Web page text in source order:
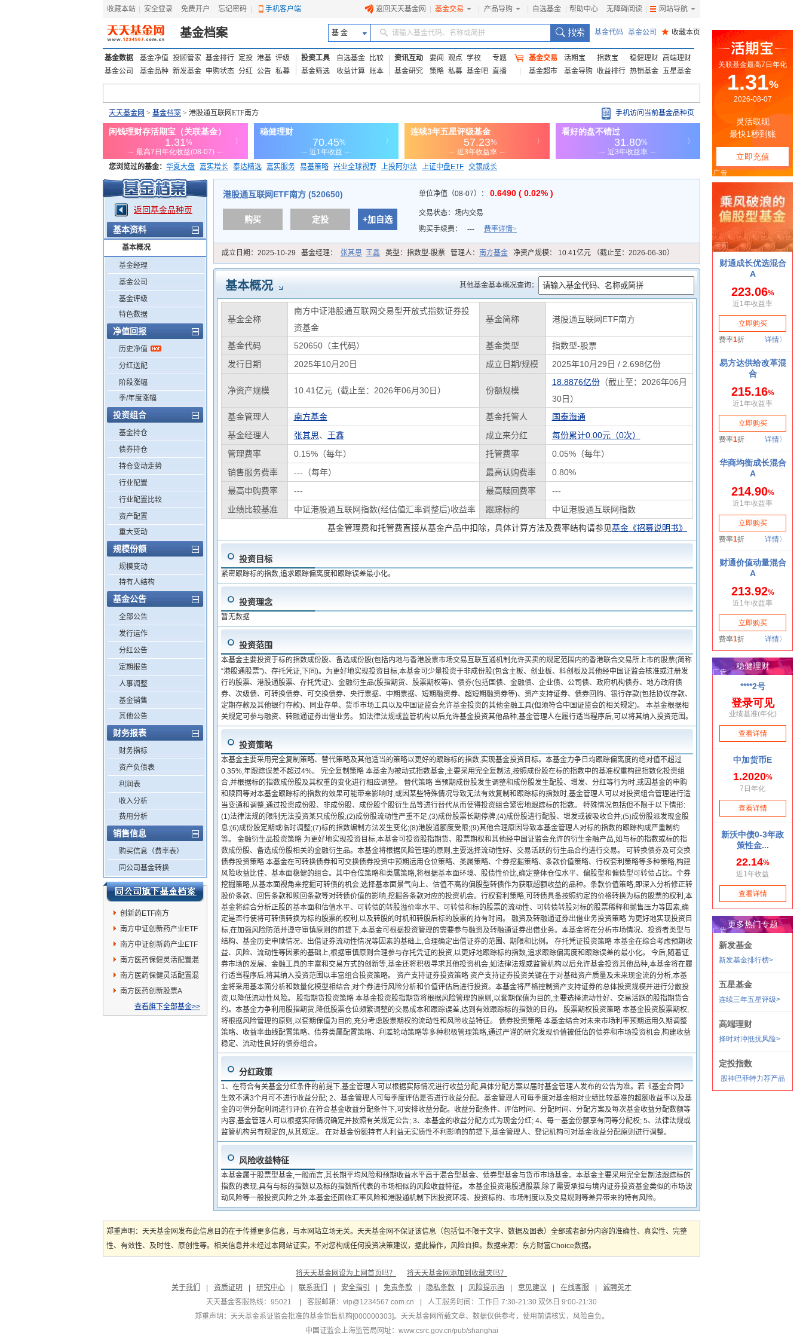
收藏本站 安全登录 免费开户 忘记密码 手机客户端 返回天天基金网 基金交易 产品导购 自选基金 帮助中心 无障碍阅读 网站导航
基金档案 基 金 请输入基金代码、名称或简拼 基金代码 基金公司 ★ 收藏本页
基金数据 基金净值 投顾管家 基金排行 定投 港基 评级
基金公司
基金品种 新发基金 申购状态 分红 公告 私募
投资工具 自选基金
比较
基金筛选
收益计算 账本
资讯互动 要闻 观点 学校
专题
基金研究
策略 私募 基金吧 直播
基金交易 活期宝 指数宝 稳健理财 高端理财
基金超市
基金导购 收益排行 热销基金 五星基金
天天基金网 > 基金档案 > 港股通互联网ETF南方 手机访问当前基金品种页
您浏览过的基金： 华夏大盘 嘉实增长 泰达精选 嘉实服务 易基策略 兴业全球视野 上投阿尔法 上证中盘ETF 交银成长
添富优势 华安宏利 上证180价值ETF
返回基金品种页
基本资料
基本概况
基金经理
基金公司
基金评级
特色数据
净值回报
历史净值
分红送配
阶段涨幅
季/年度涨幅
投资组合
基金持仓
债券持仓
持仓变动走势
行业配置
行业配置比较
资产配置
重大变动
规模份额
规模变动
持有人结构
基金公告
全部公告
发行运作
分红公告
定期报告
人事调整
基金销售
其他公告
财务报表
财务指标
资产负债表
利润表
收入分析
费用分析
销售信息
购买信息（费率表）
同公司基金转换
创新药ETF南方
南方中证创新药产业ETF
发起联接C
南方中证创新药产业ETF
发起联接A
南方医药保健灵活配置混
合A
南方医药保健灵活配置混
合C
南方医药创新股票A
查看旗下全部基金>>
港股通互联网ETF南方 (520650)
购买 定投 +加自选
单位净值（08-07）： 0.6490 ( 0.02% )
交易状态： 场内交易
购买手续费：
--- 费率详情>
成立日期： 2025-10-29 基金经理： 张其思 王鑫 类型： 指数型-股票 管理人： 南方基金 净资产规模： 10.41亿元 （截止至：2026-06-30）
基本概况 其他基金基本概况查询：
基金全称
南方中证港股通互联网交易型开放式指数证券投
资基金
基金简称 港股通互联网ETF南方
基金代码 520650（主代码） 基金类型
指数型-股票
发行日期
2025年10月20日 成立日期/规模 2025年10月29日 / 2.698亿份
净资产规模 10.41亿元（截止至：2026年06月30日） 份额规模
18.8876亿份（截止至：2026年06月
30日）
基金管理人
南方基金 基金托管人
国泰海通
基金经理人
张其思、 王鑫 成立来分红
每份累计0.00元（0次）
管理费率
0.15%（每年） 托管费率
0.05%（每年）
销售服务费率
---（每年） 最高认购费率
0.80%
最高申购费率
--- 最高赎回费率
---
业绩比较基准
中证港股通互联网指数(经估值汇率调整后)收益率 跟踪标的
中证港股通互联网指数
基金管理费和托管费直接从基金产品中扣除，具体计算方法及费率结构请参见基金《招募说明书》
投资目标
紧密跟踪标的指数,追求跟踪偏离度和跟踪误差最小化。
投资理念
暂无数据
投资范围
本基金主要投资于标的指数成份股、备选成份股(包括内地与香港股票市场交易互联互通机制允许买卖的规定范围内的香港联合交易所上市的股票(简称
“港股通股票”)、存托凭证,下同)。为更好地实现投资目标,本基金可少量投资于非成份股(包含主板、创业板、科创板及其他经中国证监会核准或注册发
行的股票、港股通股票、存托凭证)、金融衍生品(股指期货、股票期权等)、债券(包括国债、金融债、企业债、公司债、政府机构债券、地方政府债
券、次级债、可转换债券、可交换债券、央行票据、中期票据、短期融资券、超短期融资券等)、资产支持证券、债券回购、银行存款(包括协议存款、
定期存款及其他银行存款)、同业存单、货币市场工具以及中国证监会允许基金投资的其他金融工具(但须符合中国证监会的相关规定)。 本基金根据相
关规定可参与融资、转融通证券出借业务。 如法律法规或监管机构以后允许基金投资其他品种,基金管理人在履行适当程序后,可以将其纳入投资范围。
投资策略
本基金主要采用完全复制策略、替代策略及其他适当的策略以更好的跟踪标的指数,实现基金投资目标。本基金力争日均跟踪偏离度的绝对值不超过
0.35%,年跟踪误差不超过4%。 完全复制策略 本基金为被动式指数基金,主要采用完全复制法,按照成份股在标的指数中的基准权重构建指数化投资组
合,并根据标的指数成份股及其权重的变化进行相应调整。 替代策略 当预期成份股发生调整和成份股发生配股、增发、分红等行为时,或因基金的申购
和赎回等对本基金跟踪标的指数的效果可能带来影响时,或因某些特殊情况导致无法有效复制和跟踪标的指数时,基金管理人可以对投资组合管理进行适
当变通和调整,通过投资成份股、非成份股、成份股个股衍生品等进行替代从而使得投资组合紧密地跟踪标的指数。 特殊情况包括但不限于以下情形:
(1)法律法规的限制无法投资某只成份股;(2)成份股流动性严重不足;(3)成份股票长期停牌;(4)成份股进行配股、增发或被吸收合并;(5)成份股派发现金股
息;(6)成份股定期或临时调整;(7)标的指数编制方法发生变化;(8)港股通额度受限;(9)其他合理原因导致本基金管理人对标的指数的跟踪构成严重制约
等。 金融衍生品投资策略 为更好地实现投资目标,本基金可投资股指期货、股票期权和其他经中国证监会允许的衍生金融产品,如与标的指数或标的指
数成份股、备选成份股相关的金融衍生品。本基金将根据风险管理的原则,主要选择流动性好、交易活跃的衍生品合约进行交易。 可转换债券及可交换
债券投资策略 本基金在可转换债券和可交换债券投资中预期运用仓位策略、类属策略、个券挖掘策略、条款价值策略、行权套利策略等多种策略,构建
风险收益比佳、基本面稳健的组合。其中仓位策略和类属策略,将根据基本面环境、股债性价比,确定整体仓位水平、偏股型和偏债型可转债占比。个券
挖掘策略,从基本面视角来挖掘可转债的机会,选择基本面景气向上、估值不高的偏股型转债作为获取超额收益的品种。条款价值策略,即深入分析修正转
股价条款、回售条款和赎回条款等对转债价值的影响,挖掘各条款对应的投资机会。行权套利策略,可转债具备按照约定的价格转换为标的股票的权利,本
基金将综合分析正股的基本面和估值水平、可转债的转股溢价率水平、可转债和标的股票的流动性、可转债转股对标的股票稀释和抛售压力等因素,确
定是否行使将可转债转换为标的股票的权利,以及转股的时机和转股后标的股票的持有时间。 融资及转融通证券出借业务投资策略 为更好地实现投资目
标,在加强风险防范并遵守审慎原则的前提下,本基金可根据投资管理的需要参与融资及转融通证券出借业务。本基金将在分析市场情况、投资者类型与
结构、基金历史申赎情况、出借证券流动性情况等因素的基础上,合理确定出借证券的范围、期限和比例。 存托凭证投资策略 本基金在综合考虑预期收
益、风险、流动性等因素的基础上,根据审慎原则合理参与存托凭证的投资,以更好地跟踪标的指数,追求跟踪偏离度和跟踪误差的最小化。 今后,随着证
券市场的发展、金融工具的丰富和交易方式的创新等,基金还将积极寻求其他投资机会,如法律法规或监管机构以后允许基金投资其他品种,本基金将在履
行适当程序后,将其纳入投资范围以丰富组合投资策略。 资产支持证券投资策略 资产支持证券投资关键在于对基础资产质量及未来现金流的分析,本基
金将采用基本面分析和数量化模型相结合,对个券进行风险分析和价值评估后进行投资。本基金将严格控制资产支持证券的总体投资规模并进行分散投
资,以降低流动性风险。 股指期货投资策略 本基金投资股指期货将根据风险管理的原则,以套期保值为目的,主要选择流动性好、交易活跃的股指期货合
约。本基金力争利用股指期货,降低股票仓位频繁调整的交易成本和跟踪误差,达到有效跟踪标的指数的目的。 股票期权投资策略 本基金投资股票期权,
将根据风险管理的原则,以套期保值为目的,充分考虑股票期权的流动性和风险收益特征。 债券投资策略 本基金结合对未来市场利率预期运用久期调整
策略、收益率曲线配置策略、债券类属配置策略、利差轮动策略等多种积极管理策略,通过严谨的研究发现价值被低估的债券和市场投资机会,构建收益
稳定、流动性良好的债券组合。
分红政策
1、在符合有关基金分红条件的前提下,基金管理人可以根据实际情况进行收益分配,具体分配方案以届时基金管理人发布的公告为准。若《基金合同》
生效不满3个月可不进行收益分配; 2、基金管理人可每季度评估是否进行收益分配。基金管理人可每季度对基金相对业绩比较基准的超额收益率以及基
金的可供分配利润进行评价,在符合基金收益分配条件下,可安排收益分配。收益分配条件、评估时间、分配时间、分配方案及每次基金收益分配数额等
内容,基金管理人可以根据实际情况确定并按照有关规定公告; 3、本基金的收益分配方式为现金分红; 4、每一基金份额享有同等分配权; 5、法律法规或
监管机构另有规定的,从其规定。 在对基金份额持有人利益无实质性不利影响的前提下,基金管理人、登记机构可对基金收益分配原则进行调整。
风险收益特征
本基金属于股票型基金,一般而言,其长期平均风险和预期收益水平高于混合型基金、债券型基金与货币市场基金。本基金主要采用完全复制法跟踪标的
指数的表现,具有与标的指数以及标的指数所代表的市场相似的风险收益特征。 本基金投资港股通股票,除了需要承担与境内证券投资基金类似的市场波
动风险等一般投资风险之外,本基金还面临汇率风险和港股通机制下因投资环境、投资标的、市场制度以及交易规则等差异带来的特有风险。
郑重声明：天天基金网发布此信息目的在于传播更多信息，与本网站立场无关。天天基金网不保证该信息（包括但不限于文字、数据及图表）全部或者部分内容的准确性、真实性、完整
性、有效性、及时性、原创性等。相关信息并未经过本网站证实，不对您构成任何投资决策建议，据此操作，风险自担。数据来源：东方财富Choice数据。
将天天基金网设为上网首页吗？
将天天基金网添加到收藏夹吗？
关于我们
资质证明 研究中心 联系我们 安全指引 免责条款 隐私条款 风险提示函 意见建议 在线客服
诚聘英才
天天基金客服热线：95021
客服邮箱： vip@1234567.com.cn
人工服务时间：工作日 7:30-21:30 双休日 9:00-21:30
郑重声明： 天天基金系证监会批准的基金销售机构[000000303]。天天基金网所载文章、数据仅供参考，使用前请核实，风险自负。
中国证监会上海监管局网址： www.csrc.gov.cn/pub/shanghai